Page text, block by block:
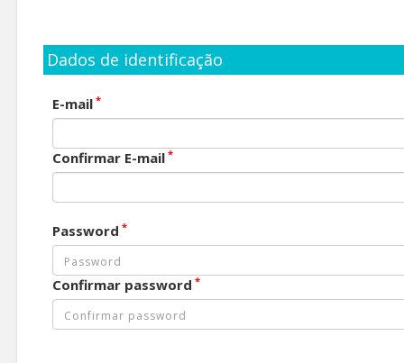
Dados de identificação
E-mail *
Confirmar E-mail *
Password *
Confirmar password *